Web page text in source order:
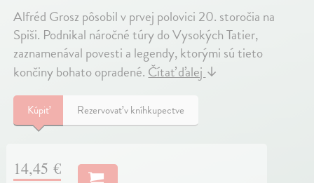
Alfréd Grosz pôsobil v prvej polovici 20. storočia na
Spiši. Podnikal náročné túry do Vysokých Tatier,
zaznamenával povesti a legendy, ktorými sú tieto
končiny bohato opradené.Čítať ďalej↓
Kúpiť Rezervovať v kníhkupectve
14,45 €